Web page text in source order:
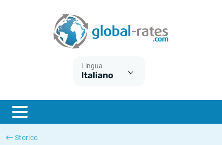
Lingua
Italiano
Storico
ESTER
SONIA
Cos'è l'inflazione CPI?
Cos'è l'inflazione HICP?
Inflazione Italia
Inflazione Stati Uniti
Tassi storici Euribor
Tassi storici di SONIA
Tassi storici di TONAR
Calcolatore dell’inflazione